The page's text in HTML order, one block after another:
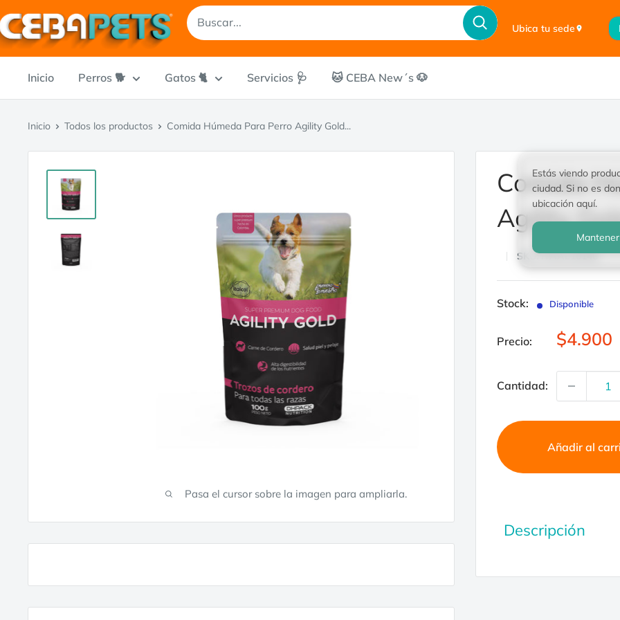
directamente
al
Ubica tu sede
Estás viendo
ciudad. Si no es
ubicación aquí.
Mantener
Inicio Perros ​🐕​ Gatos 🐈 Servicios 🩺​ 🐱 CEBA New´s 🐶​
Inicio Todos los productos Comida Húmeda Para Perro Agility Gold...
Pasa el cursor sobre la imagen para ampliarla.
Comida
Agility
SKU:ITAAL10146
Stock: Disponible
Precio:
Precio
venta
$4.900
Cantidad:
Añadir al
Descripción
completo para